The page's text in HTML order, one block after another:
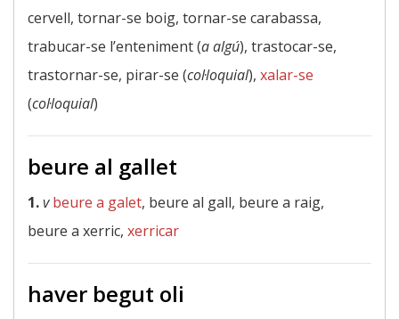
cervell, tornar-se boig, tornar-se carabassa,
trabucar-se l’enteniment (a algú), trastocar-se,
trastornar-se, pirar-se (col·loquial), xalar-se
(col·loquial)
beure al gallet
1.v beure a galet, beure al gall, beure a raig,
beure a xerric, xerricar
haver begut oli